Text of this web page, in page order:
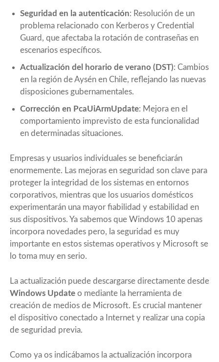
Seguridad en la autenticación: Resolución de un
problema relacionado con Kerberos y Credential
Guard, que afectaba la rotación de contraseñas en
escenarios específicos.
Actualización del horario de verano (DST): Cambios
en la región de Aysén en Chile, reflejando las nuevas
disposiciones gubernamentales.
Corrección en PcaUiArmUpdate: Mejora en el
comportamiento imprevisto de esta funcionalidad
en determinadas situaciones.
Empresas y usuarios individuales se beneficiarán
enormemente. Las mejoras en seguridad son clave para
proteger la integridad de los sistemas en entornos
corporativos, mientras que los usuarios domésticos
experimentarán una mayor fiabilidad y estabilidad en
sus dispositivos. Ya sabemos que Windows 10 apenas
incorpora novedades pero, la seguridad es muy
importante en estos sistemas operativos y Microsoft se
lo toma muy en serio.
La actualización puede descargarse directamente desde
Windows Update o mediante la herramienta de
creación de medios de Microsoft. Es crucial mantener
el dispositivo conectado a Internet y realizar una copia
de seguridad previa.
Como ya os indicábamos la actualización incorpora